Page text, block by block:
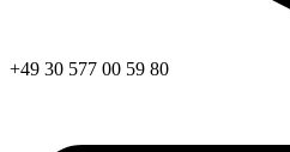
+49 30 577 00 59 80